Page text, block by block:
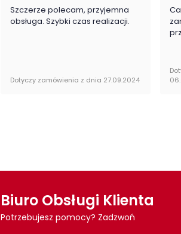
Montaż
Szczerze polecam, przyjemna
obsługa. Szybki czas realizacji.
Dotyczy zamówienia z dnia 27.09.2024
Biuro Obsługi Klienta
Potrzebujesz pomocy? Zadzwoń